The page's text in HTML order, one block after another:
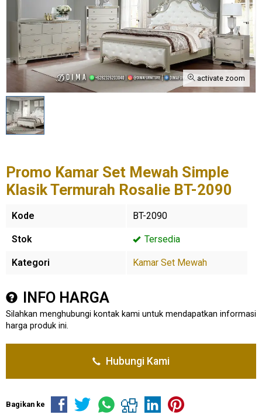
activate zoom
Promo Kamar Set Mewah Simple
Klasik Termurah Rosalie BT-2090
Kode BT-2090
Stok Tersedia
Kategori Kamar Set Mewah
INFO HARGA
Silahkan menghubungi kontak kami untuk mendapatkan informasi
harga produk ini.
Hubungi Kami
Bagikan ke